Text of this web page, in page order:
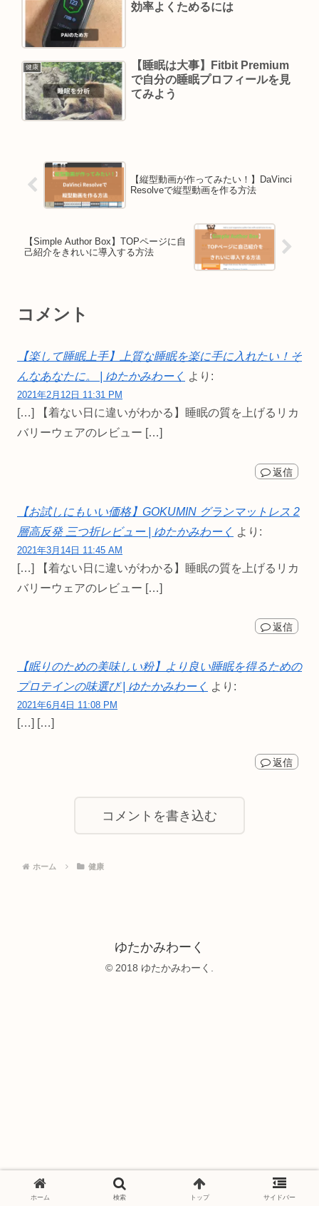
効率よくためるには
健康
【睡眠は大事】Fitbit Premium
で自分の睡眠プロフィールを見
てみよう
【縦型動画が作ってみたい！】DaVinci
Resolveで縦型動画を作る方法
【Simple Author Box】TOPページに自
己紹介をきれいに導入する方法
コメント
【楽して睡眠上手】上質な睡眠を楽に手に入れたい！そ
んなあなたに。 | ゆたかみわーく より:
2021年2月12日 11:31 PM
[…] 【着ない日に違いがわかる】睡眠の質を上げるリカ
バリーウェアのレビュー […]
返信
【お試しにもいい価格】GOKUMIN グランマットレス 2
層高反発 三つ折レビュー | ゆたかみわーく より:
2021年3月14日 11:45 AM
[…] 【着ない日に違いがわかる】睡眠の質を上げるリカ
バリーウェアのレビュー […]
返信
【眠りのための美味しい粉】より良い睡眠を得るための
プロテインの味選び | ゆたかみわーく より:
2021年6月4日 11:08 PM
[…] […]
返信
コメントを書き込む
ホーム 健康
ゆたかみわーく
© 2018 ゆたかみわーく.
ホーム 検索 トップ サイドバー